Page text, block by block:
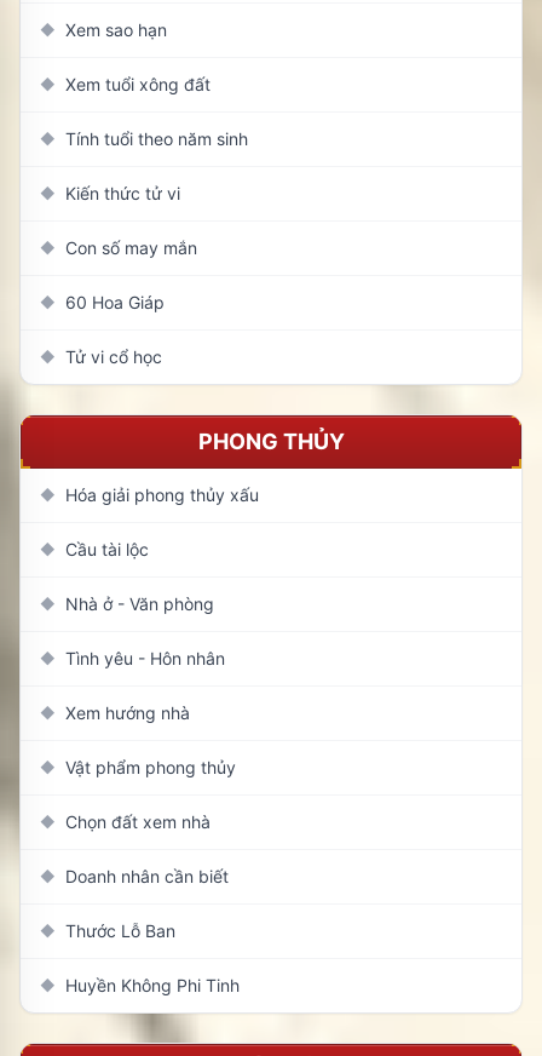
◆ Xem sao hạn
◆ Xem tuổi xông đất
◆ Tính tuổi theo năm sinh
◆ Kiến thức tử vi
◆ Con số may mắn
◆ 60 Hoa Giáp
◆ Tử vi cổ học
PHONG THỦY
◆ Hóa giải phong thủy xấu
◆ Cầu tài lộc
◆ Nhà ở - Văn phòng
◆ Tình yêu - Hôn nhân
◆ Xem hướng nhà
◆ Vật phẩm phong thủy
◆ Chọn đất xem nhà
◆ Doanh nhân cần biết
◆ Thước Lỗ Ban
◆ Huyền Không Phi Tinh